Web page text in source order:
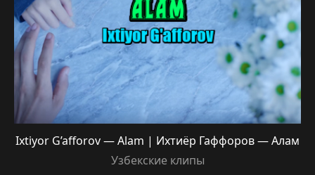
Ixtiyor G’afforov — Alam | Ихтиёр Гаффоров — Алам
Узбекские клипы